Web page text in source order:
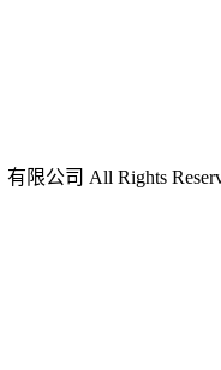
有限公司 All Rights